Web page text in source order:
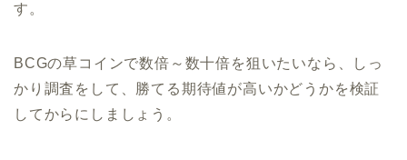
す。
BCGの草コインで数倍～数十倍を狙いたいなら、しっ
かり調査をして、勝てる期待値が高いかどうかを検証
してからにしましょう。